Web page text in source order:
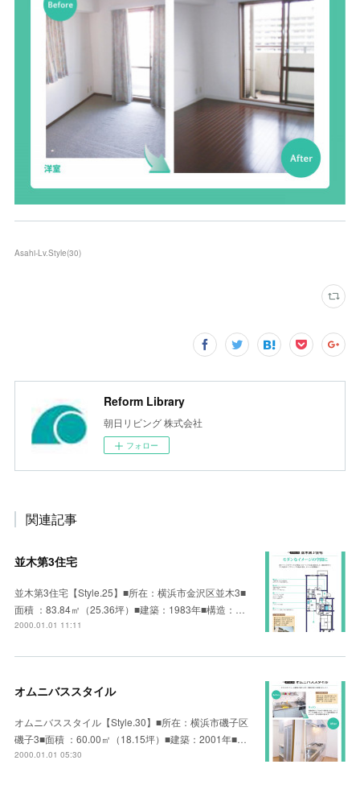
Asahi-Lv.Style(30)
Reform Library
朝日リビング 株式会社
フォロー
関連記事
並木第3住宅
並木第3住宅【Style.25】■所在：横浜市金沢区並木3■
面積 ：83.84㎡（25.36坪）■建築：1983年■構造：…
2000.01.01 11:11
オムニバススタイル
オムニバススタイル【Style.30】■所在：横浜市磯子区
磯子3■面積 ：60.00㎡（18.15坪）■建築：2001年■…
2000.01.01 05:30